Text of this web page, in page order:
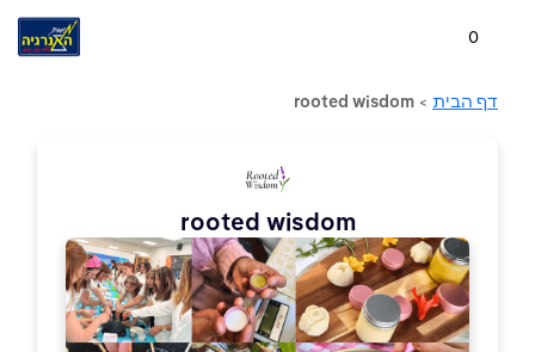
0
דף הבית >
rooted wisdom
rooted wisdom